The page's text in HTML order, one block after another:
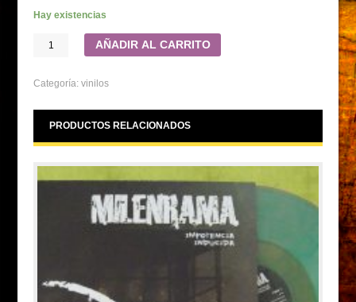
Hay existencias
AÑADIR AL CARRITO
Categoría:vinilos
PRODUCTOS RELACIONADOS